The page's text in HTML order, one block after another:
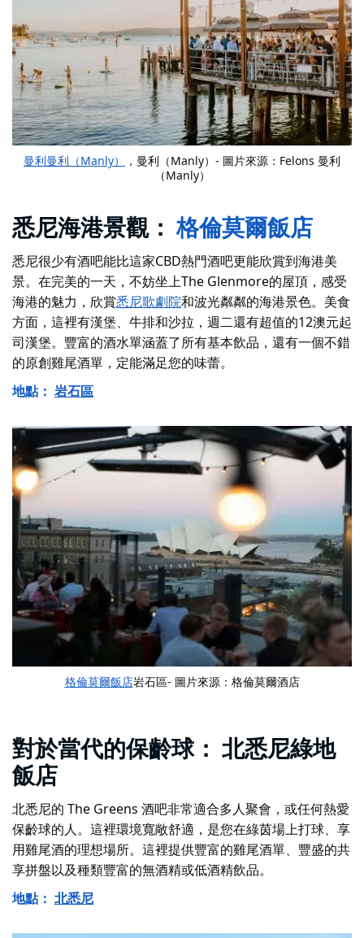
曼利曼利（Manly）
，曼利（Manly）- 圖片來源：Felons 曼利
（Manly）
悉尼海港景觀： 格倫莫爾飯店
悉尼很少有酒吧能比這家CBD熱門酒吧更能欣賞到海港美
景。在完美的一天，不妨坐上The Glenmore的屋頂，感受
海港的魅力，欣賞悉尼歌劇院和波光粼粼的海港景色。美食
方面，這裡有漢堡、牛排和沙拉，週二還有超值的12澳元起
司漢堡。豐富的酒水單涵蓋了所有基本飲品，還有一個不錯
的原創雞尾酒單，定能滿足您的味蕾。
地點： 岩石區
格倫莫爾飯店岩石區- 圖片來源：格倫莫爾酒店
對於當代的保齡球：
北悉尼綠地
飯店
北悉尼的 The Greens 酒吧非常適合多人聚會，或任何熱愛
保齡球的人。這裡環境寬敞舒適，是您在綠茵場上打球、享
用雞尾酒的理想場所。這裡提供豐富的雞尾酒單、豐盛的共
享拼盤以及種類豐富的無酒精或低酒精飲品。
地點： 北悉尼